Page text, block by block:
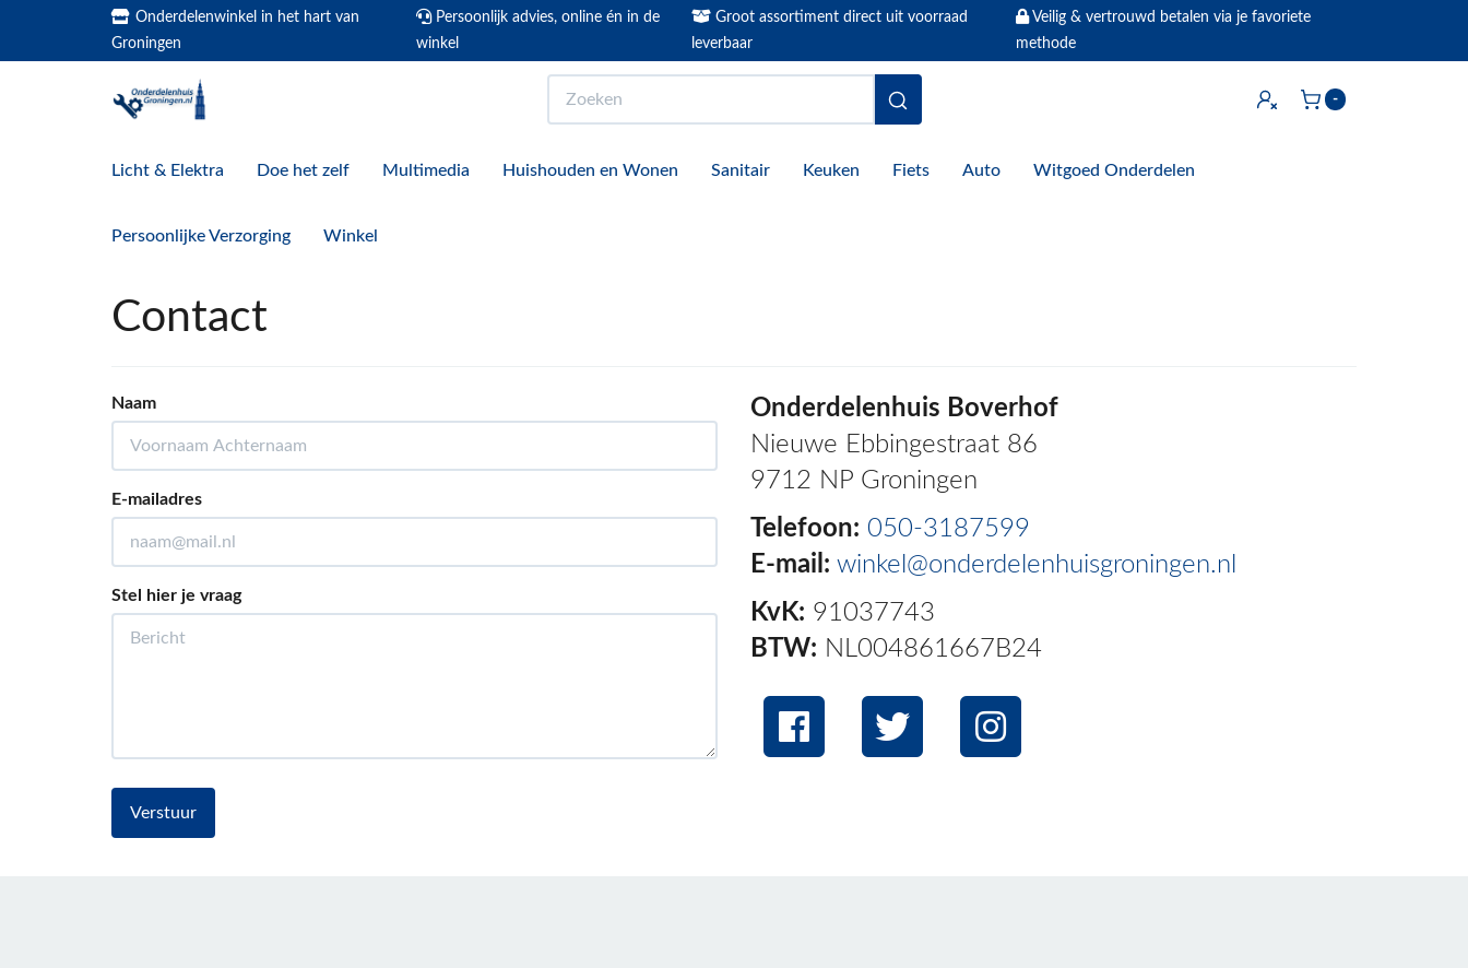
Onderdelenwinkel in het hart van
Groningen
Persoonlijk advies, online én in de
winkel
Groot assortiment direct uit voorraad
leverbaar
Veilig & vertrouwd betalen via je favoriete
methode
Inloggen -
Licht & Elektra Doe het zelf Multimedia Huishouden en Wonen Sanitair Keuken Fiets Auto Witgoed Onderdelen
Persoonlijke Verzorging Winkel
Contact
Naam
E-mailadres
Stel hier je vraag
Verstuur
Onderdelenhuis Boverhof
Nieuwe Ebbingestraat 86
9712 NP Groningen
Telefoon: 050-3187599
E-mail: winkel@onderdelenhuisgroningen.nl
KvK: 91037743
BTW: NL004861667B24